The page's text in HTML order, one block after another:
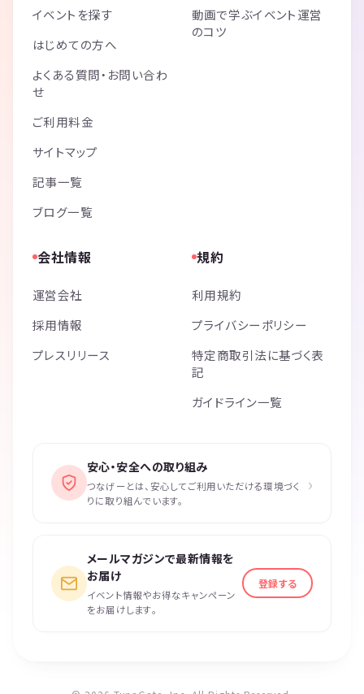
イベントを探す
はじめての方へ
よくある質問・お問い合わ
せ
ご利用料金
サイトマップ
記事一覧
ブログ一覧
動画で学ぶイベント運営
のコツ
会社情報
運営会社
採用情報
プレスリリース
規約
利用規約
プライバシーポリシー
特定商取引法に基づく表
記
ガイドライン一覧
安心・安全への取り組み
つなげーとは、安心してご利用いただける環境づく
りに取り組んでいます。
›
メールマガジンで最新情報を
お届け
イベント情報やお得なキャンペーン
をお届けします。
登録する